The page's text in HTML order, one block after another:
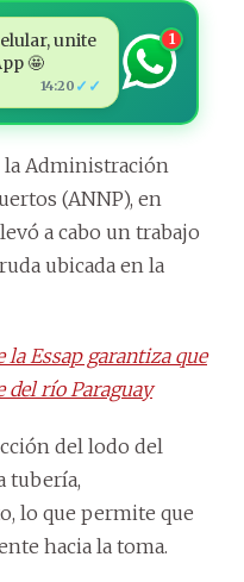
unite
🤩
14:20 ✓✓
1
la Administración
(ANNP), en
a cabo un trabajo
ubicada en la
la Essap garantiza que
del río Paraguay
del lodo del
tubería,
lo que permite que
hacia la toma.